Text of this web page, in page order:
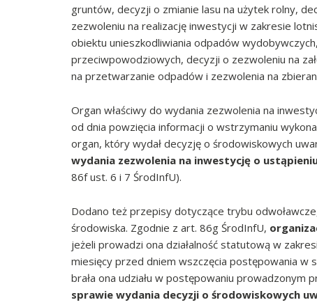
gruntów, decyzji o zmianie lasu na użytek rolny,
zezwoleniu na realizację inwestycji w zakresie
obiektu unieszkodliwiania odpadów
przeciwpowodziowych, decyzji o zezwoleniu na
na przetwarzanie odpadów i zezwolenia na
Organ właściwy do wydania zezwolenia na
od dnia powzięcia informacji o wstrzymaniu
organ, który wydał decyzję o środowiskowych
wydania zezwolenia na inwestycję o
86f ust. 6 i 7 ŚrodInfU).
Dodano też przepisy dotyczące trybu
środowiska. Zgodnie z art. 86g ŚrodInfU,
jeżeli prowadzi ona działalność statutową w
miesięcy przed dniem wszczęcia postępowania w
brała ona udziału w postępowaniu prowadzonym
sprawie wydania decyzji o środowiskowych